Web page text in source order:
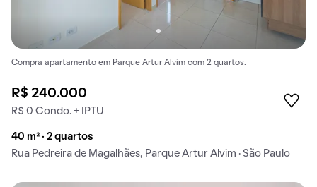
Compra apartamento em Parque Artur Alvim com 2 quartos.
R$ 240.000
R$ 0 Condo. + IPTU
40 m² · 2 quartos
Rua Pedreira de Magalhães, Parque Artur Alvim · São Paulo